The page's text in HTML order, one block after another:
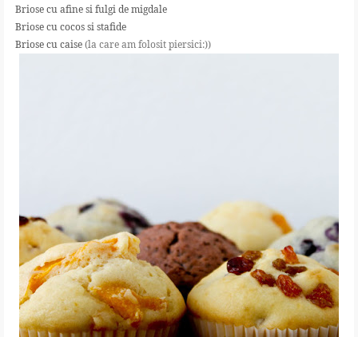
Briose cu afine si fulgi de migdale
Briose cu cocos si stafide
Briose cu caise(la care am folosit piersici:))